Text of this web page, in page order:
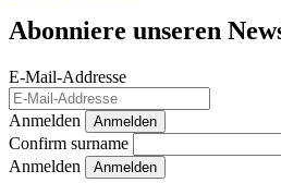
Abonniere unseren
E-Mail-Addresse
Anmelden Anmelden
Confirm surname
Anmelden